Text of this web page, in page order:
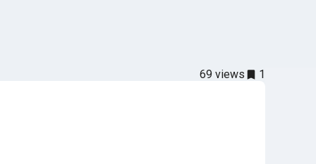
69 views 1